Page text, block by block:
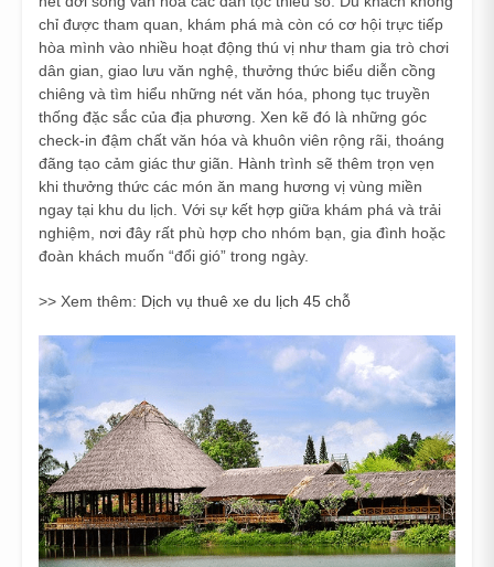
chỉ được tham quan, khám phá mà còn có cơ hội trực tiếp
hòa mình vào nhiều hoạt động thú vị như tham gia trò chơi
dân gian, giao lưu văn nghệ, thưởng thức biểu diễn cồng
chiêng và tìm hiểu những nét văn hóa, phong tục truyền
thống đặc sắc của địa phương. Xen kẽ đó là những góc
check-in đậm chất văn hóa và khuôn viên rộng rãi, thoáng
đãng tạo cảm giác thư giãn. Hành trình sẽ thêm trọn vẹn
khi thưởng thức các món ăn mang hương vị vùng miền
ngay tại khu du lịch. Với sự kết hợp giữa khám phá và trải
nghiệm, nơi đây rất phù hợp cho nhóm bạn, gia đình hoặc
đoàn khách muốn “đổi gió” trong ngày.
>> Xem thêm: Dịch vụ thuê xe du lịch 45 chỗ